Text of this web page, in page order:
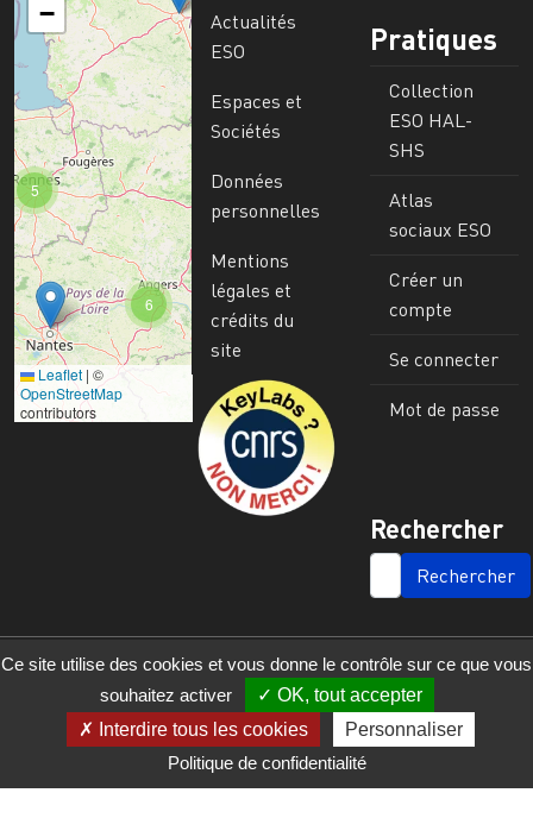
6
5
−
Leaflet | ©
OpenStreetMap
contributors
Actualités
ESO
Espaces et
Sociétés
Données
personnelles
Mentions
légales et
crédits du
site
Image
Pratiques
Collection
ESO HAL-
SHS
Atlas
sociaux ESO
Créer un
compte
Se connecter
Mot de passe
Rechercher
SEARCH
© 2023 - 2025 - UMR 6590 - Espaces et Sociétés
Ce site utilise des cookies et vous donne le contrôle sur ce que vous
souhaitez activer
OK, tout accepter
Interdire tous les cookies
Personnaliser
Politique de confidentialité